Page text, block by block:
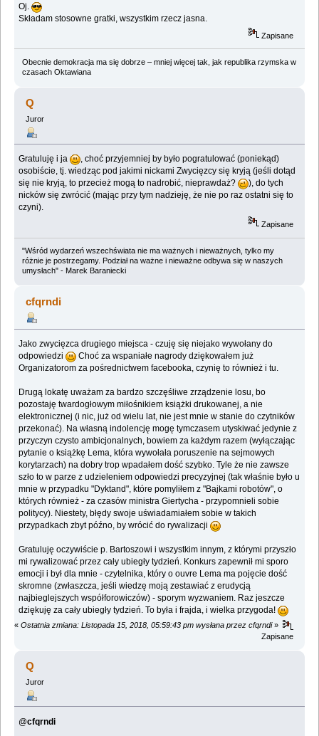
Oj.
Składam stosowne gratki, wszystkim rzecz jasna.
Zapisane
Obecnie demokracja ma się dobrze – mniej więcej tak, jak republika rzymska w
czasach Oktawiana
Q
Juror
Gratuluję i ja
, choć przyjemniej by było pogratulować (poniekąd)
osobiście, tj. wiedząc pod jakimi nickami Zwycięzcy się kryją (jeśli dotąd
się nie kryją, to przecież mogą to nadrobić, nieprawdaż?
), do tych
nicków się zwrócić (mając przy tym nadzieję, że nie po raz ostatni się to
czyni).
Zapisane
"Wśród wydarzeń wszechświata nie ma ważnych i nieważnych, tylko my
różnie je postrzegamy. Podział na ważne i nieważne odbywa się w naszych
umysłach" - Marek Baraniecki
cfqrndi
Jako zwycięzca drugiego miejsca - czuję się niejako wywołany do
odpowiedzi
Choć za wspaniałe nagrody dziękowałem już
Organizatorom za pośrednictwem facebooka, czynię to również i tu.
Drugą lokatę uważam za bardzo szczęśliwe zrządzenie losu, bo
pozostaję twardogłowym miłośnikiem książki drukowanej, a nie
elektronicznej (i nic, już od wielu lat, nie jest mnie w stanie do czytników
przekonać). Na własną indolencję mogę tymczasem utyskiwać jedynie z
przyczyn czysto ambicjonalnych, bowiem za każdym razem (wyłączając
pytanie o książkę Lema, która wywołała poruszenie na sejmowych
korytarzach) na dobry trop wpadałem dość szybko. Tyle że nie zawsze
szło to w parze z udzieleniem odpowiedzi precyzyjnej (tak właśnie było u
mnie w przypadku "Dyktand", które pomyliłem z "Bajkami robotów", o
których również - za czasów ministra Giertycha - przypomnieli sobie
politycy). Niestety, błędy swoje uświadamiałem sobie w takich
przypadkach zbyt późno, by wrócić do rywalizacji
Gratuluję oczywiście p. Bartoszowi i wszystkim innym, z którymi przyszło
mi rywalizować przez cały ubiegły tydzień. Konkurs zapewnił mi sporo
emocji i był dla mnie - czytelnika, który o ouvre Lema ma pojęcie dość
skromne (zwłaszcza, jeśli wiedzę moją zestawiać z erudycją
najbieglejszych współforowiczów) - sporym wyzwaniem. Raz jeszcze
dziękuję za cały ubiegły tydzień. To była i frajda, i wielka przygoda!
« Ostatnia zmiana: Listopada 15, 2018, 05:59:43 pm wysłana przez cfqrndi»
Zapisane
Q
Juror
@cfqrndi